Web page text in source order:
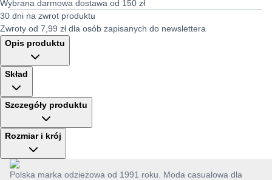
Wybrana darmowa dostawa od 150 zł
30 dni na zwrot produktu
Zwroty od 7,99 zł dla osób zapisanych do newslettera
Opis produktu
Skład
Szczegóły produktu
Rozmiar i krój
Polska marka odzieżowa od 1991 roku. Moda casualowa dla